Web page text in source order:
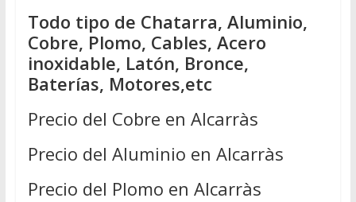
Todo tipo de Chatarra, Aluminio,
Cobre, Plomo, Cables, Acero
inoxidable, Latón, Bronce,
Baterías, Motores,etc
Precio del Cobre en Alcarràs
Precio del Aluminio en Alcarràs
Precio del Plomo en Alcarràs